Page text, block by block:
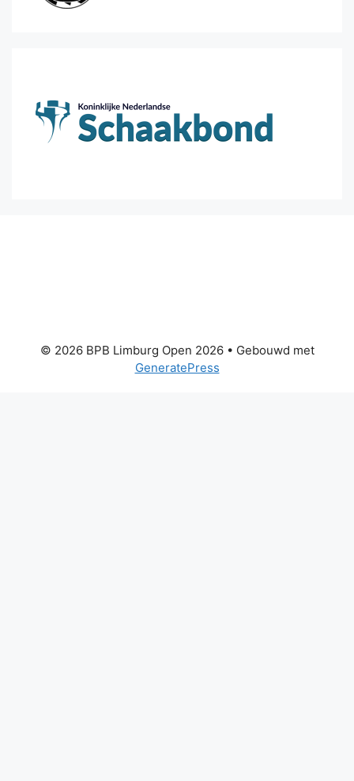
© 2026 BPB Limburg Open 2026• Gebouwd met
GeneratePress